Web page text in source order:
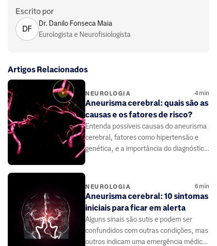
Escrito por
DF
Dr. Danilo Fonseca Maia
Eurologista e Neurofisiologista
Artigos Relacionados
NEUROLOGIA 4min
Aneurisma cerebral: quais são as
causas e os fatores de risco?
Entenda possíveis causas do aneurisma
cerebral, fatores como hipertensão e
genética, e a importância do diagnóstico
NEUROLOGIA 6min
Aneurisma cerebral: 10 sintomas
iniciais para ficar em alerta
Alguns sinais são sutis e podem ser
confundidos com outras condições, mas
outros indicam uma emergência médica